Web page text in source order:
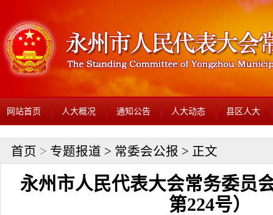
网站首页 人大概况 通知公告 人大动态 县区人大
首页 > 专题报道 > 常委会公报 > 正文
永州市人民代表大会常务委员
第224号）